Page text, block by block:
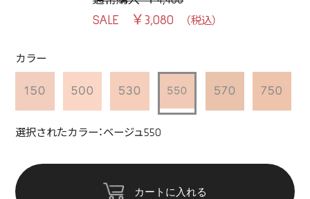
￥3,080
カラー
選択されたカラー：ベージュ550
カートに入れる